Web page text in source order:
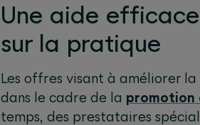
Une aide
sur la pratique
Les offres visant à améliorer
dans le cadre de la promotion
temps, des prestataires